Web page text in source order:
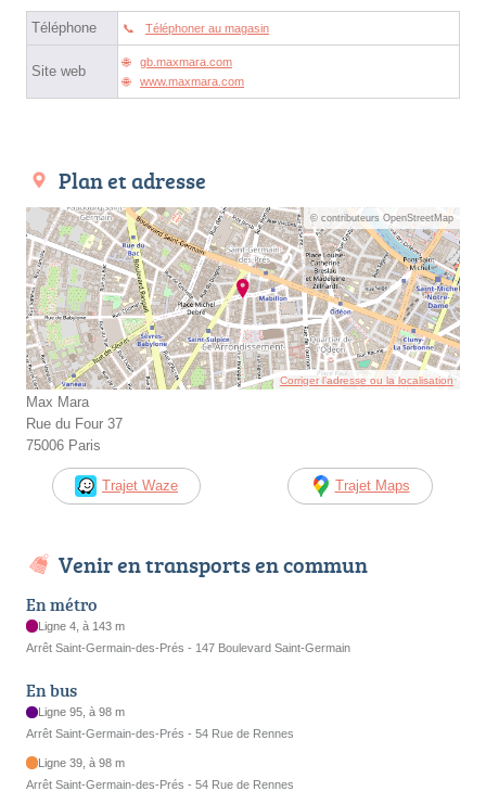
Téléphone Téléphoner au magasin
Site web
gb.maxmara.com
www.maxmara.com
Plan et adresse
© contributeurs OpenStreetMap
Corriger l’adresse ou la localisation
Max Mara
Rue du Four 37
75006 Paris
Trajet Waze Trajet Maps
Venir en transports en commun
En métro
Ligne 4, à 143 m
Arrêt Saint-Germain-des-Prés - 147 Boulevard Saint-Germain
En bus
Ligne 95, à 98 m
Arrêt Saint-Germain-des-Prés - 54 Rue de Rennes
Ligne 39, à 98 m
Arrêt Saint-Germain-des-Prés - 54 Rue de Rennes